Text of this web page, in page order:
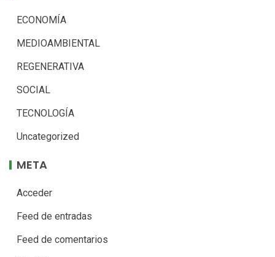
ECONOMÍA
MEDIOAMBIENTAL
REGENERATIVA
SOCIAL
TECNOLOGÍA
Uncategorized
META
Acceder
Feed de entradas
Feed de comentarios